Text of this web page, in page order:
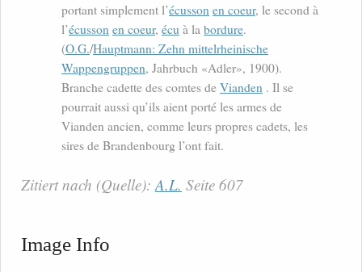
portant simplement l’écusson en coeur, le second à
l’écusson en coeur, écu à la bordure.
(O.G./Hauptmann: Zehn mittelrheinische
Wappengruppen, Jahrbuch «Adler», 1900).
Branche cadette des comtes de Vianden . Il se
pourrait aussi qu’ils aient porté les armes de
Vianden ancien, comme leurs propres cadets, les
sires de Brandenbourg l’ont fait.
Zitiert nach (Quelle): A.L. Seite 607
Image Info